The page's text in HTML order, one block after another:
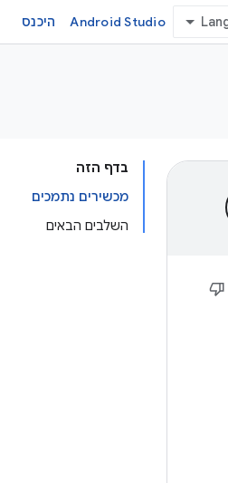
Android Studio היכנס
בדף הזה
מכשירים נתמכים
השלבים הבאים